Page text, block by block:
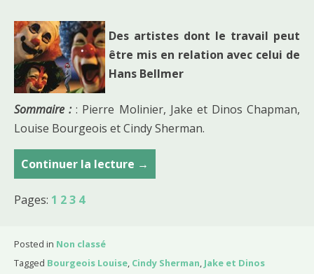
Des artistes dont le travail peut
être mis en relation avec celui de
Hans Bellmer
Sommaire :: Pierre Molinier, Jake et Dinos Chapman,
Louise Bourgeois et Cindy Sherman.
Continuer la lecture C
o
d
→
Pages: 1 23 4
Posted in Non classé
Tagged Bourgeois Louise, Cindy Sherman, Jake et Dinos